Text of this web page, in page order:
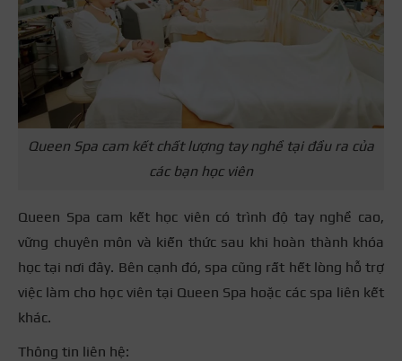
Queen Spa cam kết chất lượng tay nghề tại đầu ra của
các bạn học viên
Queen Spa cam kết học viên có trình độ tay nghề cao,
vững chuyên môn và kiến thức sau khi hoàn thành khóa
học tại nơi đây. Bên cạnh đó, spa cũng rất hết lòng hỗ trợ
việc làm cho học viên tại Queen Spa hoặc các spa liên kết
khác.
Thông tin liên hệ: